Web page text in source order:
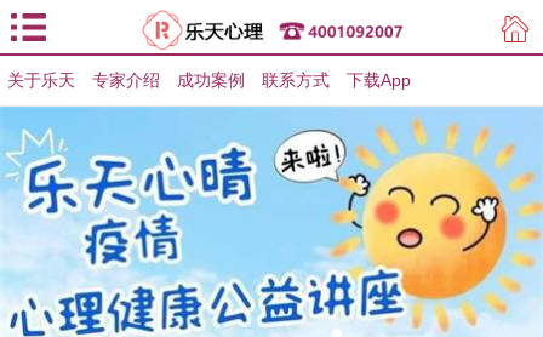
用户登录 用户注册
关于乐天 专家介绍 成功案例 联系方式 下载App